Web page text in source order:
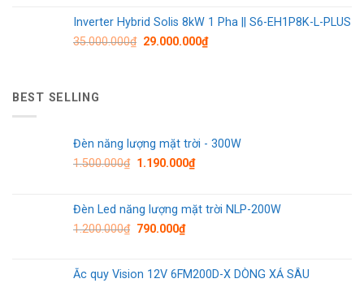
Inverter Hybrid Solis 8kW 1 Pha || S6-EH1P8K-L-PLUS
35.000.000₫ 29.000.000₫
BEST SELLING
Đèn năng lượng mặt trời - 300W
1.500.000₫ 1.190.000₫
Đèn Led năng lượng mặt trời NLP-200W
1.200.000₫ 790.000₫
Ắc quy Vision 12V 6FM200D-X DÒNG XẢ SÂU